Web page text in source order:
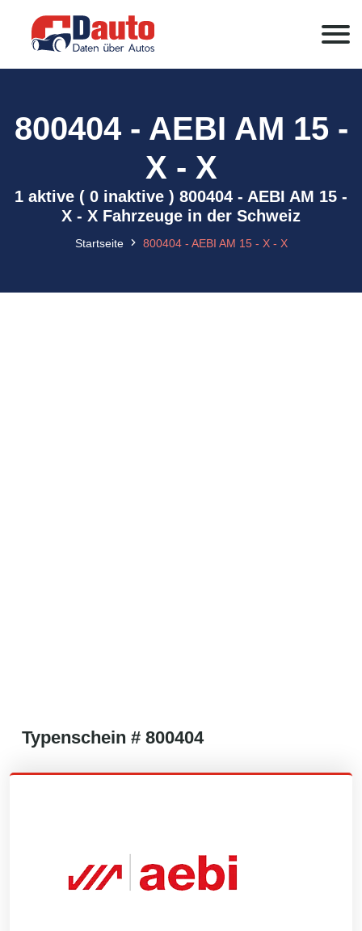
800404 - AEBI AM 15 -
X - X
1 aktive ( 0 inaktive ) 800404 - AEBI AM 15 -
X - X Fahrzeuge in der Schweiz
Startseite 800404 - AEBI AM 15 - X - X
Typenschein # 800404